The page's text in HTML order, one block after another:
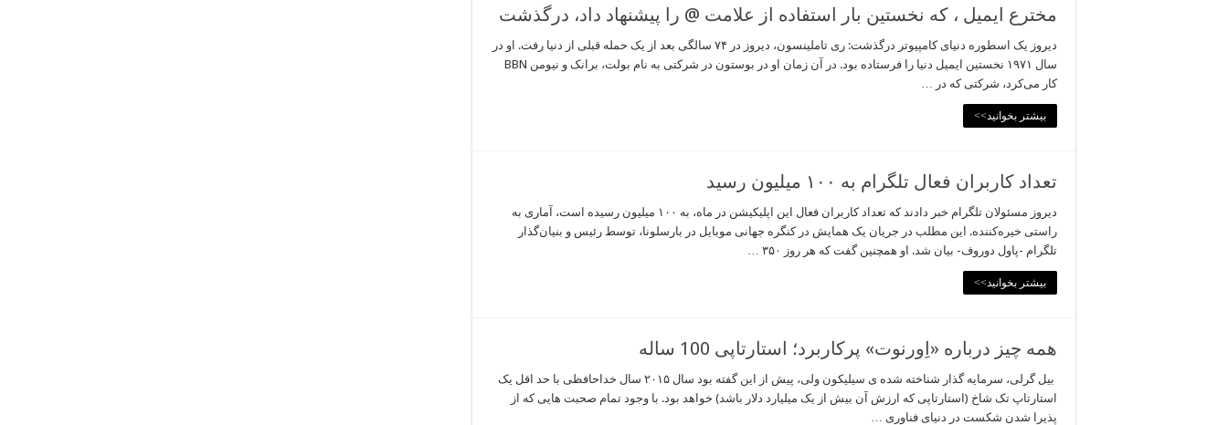
مخترع ایمیل ، که نخستین بار استفاده از علامت @ را پیشنهاد داد، درگذشت
دیروز یک اسطوره دنیای کامپیوتر درگذشت: ری تاملینسون، دیروز در ۷۴ سالگی بعد از یک حمله قبلی از دنیا رفت. او در
سال ۱۹۷۱ نخستین ایمیل دنیا را فرستاده بود. در آن زمان او در بوستون در شرکتی به نام بولت، برانک و نیومن BBN
کار می‌کرد، شرکتی که در …
بیشتر بخوانید>>
تعداد کاربران فعال تلگرام به ۱۰۰ میلیون رسید
دیروز مسئولان تلگرام خبر دادند که تعداد کاربران فعال این اپلیکیشن در ماه، به ۱۰۰ میلیون رسیده است، آماری به
راستی خیره‌کننده. این مطلب در جریان یک همایش در کنگره جهانی موبایل در بارسلونا، توسط رئیس و بنیان‌گذار
تلگرام -پاول دوروف- بیان شد. او همچنین گفت که هر روز ۳۵۰ …
بیشتر بخوانید>>
همه چیز درباره «اِورنوت» پرکاربرد؛ استارتاپی 100 ساله
بیل گرلی، سرمایه گذار شناخته شده ی سیلیکون ولی، پیش از این گفته بود سال ۲۰۱۵ سال خداحافظی با حد اقل یک
استارتاپ تک شاخ (استارتاپی که ارزش آن بیش از یک میلیارد دلار باشد) خواهد بود. با وجود تمام صحبت هایی که از
پذیرا شدن شکست در دنیای فناوری …